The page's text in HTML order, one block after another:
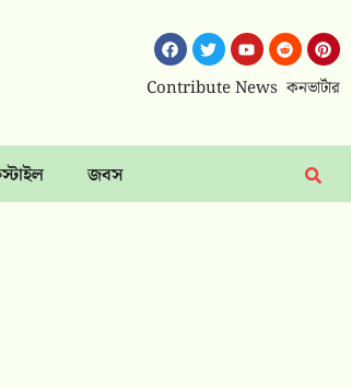
Contribute News কনভার্টার
জবস